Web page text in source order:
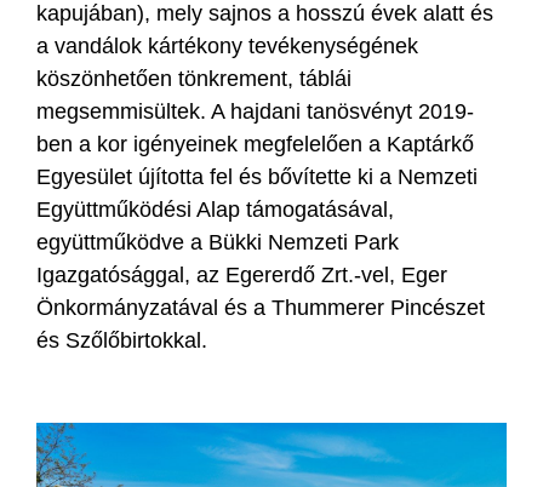
kapujában), mely sajnos a hosszú évek alatt és
a vandálok kártékony tevékenységének
köszönhetően tönkrement, táblái
megsemmisültek. A hajdani tanösvényt 2019-
ben a kor igényeinek megfelelően a Kaptárkő
Egyesület újította fel és bővítette ki a Nemzeti
Együttműködési Alap támogatásával,
együttműködve a Bükki Nemzeti Park
Igazgatósággal, az Egererdő Zrt.-vel, Eger
Önkormányzatával és a Thummerer Pincészet
és Szőlőbirtokkal.